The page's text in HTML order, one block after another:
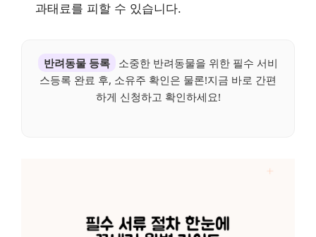
과태료를 피할 수 있습니다.
반려동물 등록
소중한 반려동물을 위한 필수 서비
스등록 완료 후, 소유주 확인은 물론!지금 바로 간편
하게 신청하고 확인하세요!